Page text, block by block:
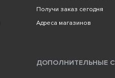
Получи заказ сегодня
Адреса магазинов
ДОПОЛНИТЕЛЬНЫЕ